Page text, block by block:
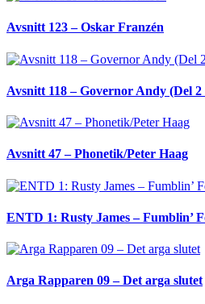
Avsnitt 123 – Oskar Franzén
Avsnitt 118 – Governor Andy (Del 2
Avsnitt 47 – Phonetik/Peter Haag
ENTD 1: Rusty James – Fumblin’
Arga Rapparen 09 – Det arga slutet